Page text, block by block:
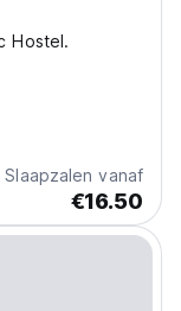
Hostel.
Slaapzalen vanaf
€16.50